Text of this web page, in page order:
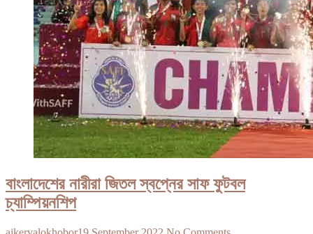
বাংলাদেশের নারীরা জিতল স্বপ্নের সাফ ফুটবল
চ্যাম্পিয়নশিপ